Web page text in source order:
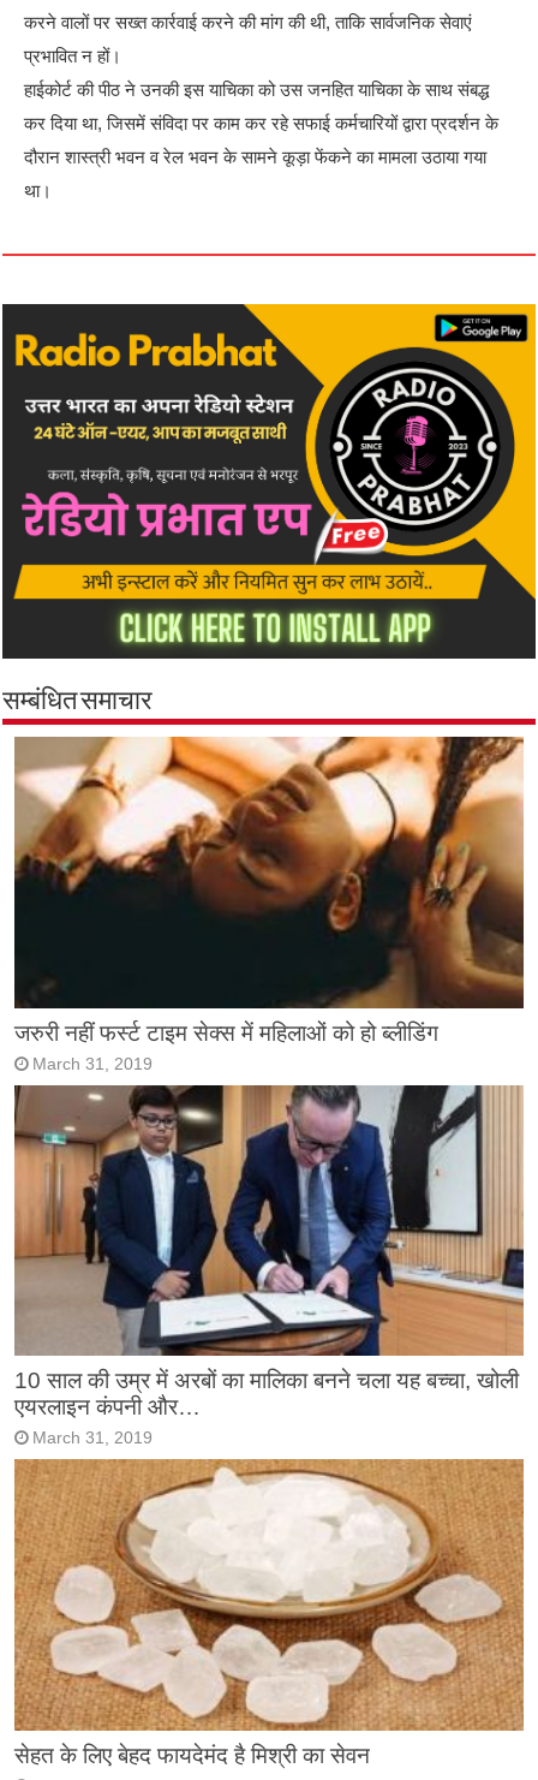
करने वालों पर सख्त कार्रवाई करने की मांग की थी, ताकि सार्वजनिक सेवाएं
प्रभावित न हों।
हाईकोर्ट की पीठ ने उनकी इस याचिका को उस जनहित याचिका के साथ संबद्ध
कर दिया था, जिसमें संविदा पर काम कर रहे सफाई कर्मचारियों द्वारा प्रदर्शन के
दौरान शास्त्री भवन व रेल भवन के सामने कूड़ा फेंकने का मामला उठाया गया
था।
सम्बंधित समाचार
जरुरी नहीं फर्स्ट टाइम सेक्स में महिलाओं को हो ब्लीडिंग
March 31, 2019
10 साल की उम्र में अरबों का मालिका बनने चला यह बच्चा, खोली
एयरलाइन कंपनी और…
March 31, 2019
सेहत के लिए बेहद फायदेमंद है मिश्री का सेवन